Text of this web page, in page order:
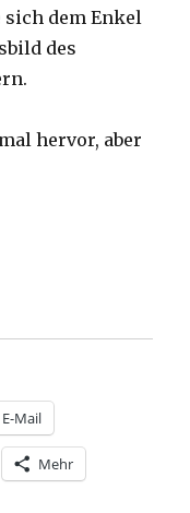
dem Enkel
des
hervor, aber
E-Mail
Mehr